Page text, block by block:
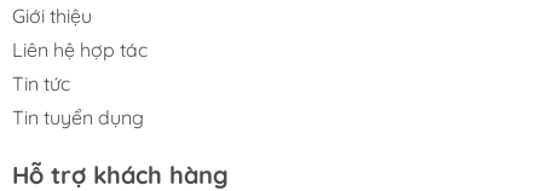
Giới thiệu
Liên hệ hợp tác
Tin tức
Tin tuyển dụng
Hỗ trợ khách hàng